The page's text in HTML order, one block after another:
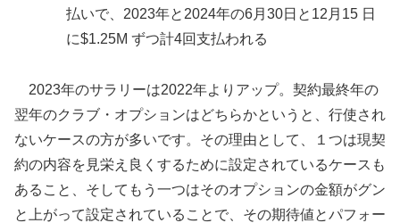
払いで、2023年と2024年の6月30日と12月15 日
に$1.25M ずつ計4回支払われる
2023年のサラリーは2022年よりアップ。契約最終年の
翌年のクラブ・オプションはどちらかというと、行使され
ないケースの方が多いです。その理由として、１つは現契
約の内容を見栄え良くするために設定されているケースも
あること、そしてもう一つはそのオプションの金額がグン
と上がって設定されていることで、その期待値とパフォー